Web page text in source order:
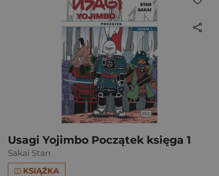
Usagi Yojimbo Początek księga 1
Sakai Stan
KSIĄŻKA